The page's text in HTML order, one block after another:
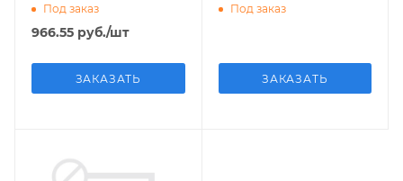
Под заказ
966.55 руб./шт
ЗАКАЗАТЬ
Под заказ
ЗАКАЗАТЬ